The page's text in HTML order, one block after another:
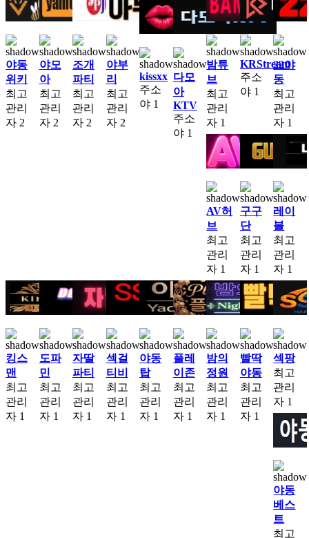
야동
위키
최고
관리
자 2
야모
아
최고
관리
자 2
조개
파티
최고
관리
자 2
야부
리
최고
관리
자 2
kissxx
주소
야 1
다모
아
KTV
주소
야 1
밤튜
브
최고
관리
자 1
KRStream
주소
야 1
22야
동
최고
관리
자 1
AV허
브
최고
관리
자 1
구구
단
최고
관리
자 1
레이
블
최고
관리
자 1
킹스
맨
최고
관리
자 1
도파
민
최고
관리
자 1
자딸
파티
최고
관리
자 1
섹걸
티비
최고
관리
자 1
야동
탑
최고
관리
자 1
플레
이존
최고
관리
자 1
밤의
정원
최고
관리
자 1
빨딱
야동
최고
관리
자 1
섹팡
최고
관리
자 1
야동
베스
트
최고